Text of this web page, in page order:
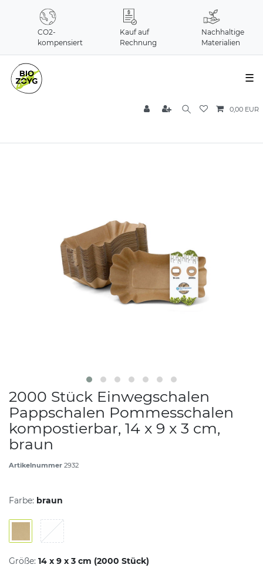
CO2-
kompensiert
Kauf auf
Rechnung
Nachhaltige
Materialien
☰
0,00 EUR
2000 Stück Einwegschalen
Pappschalen Pommesschalen
kompostierbar, 14 x 9 x 3 cm,
braun
Artikelnummer 2932
Farbe: braun
Größe: 14 x 9 x 3 cm (2000 Stück)